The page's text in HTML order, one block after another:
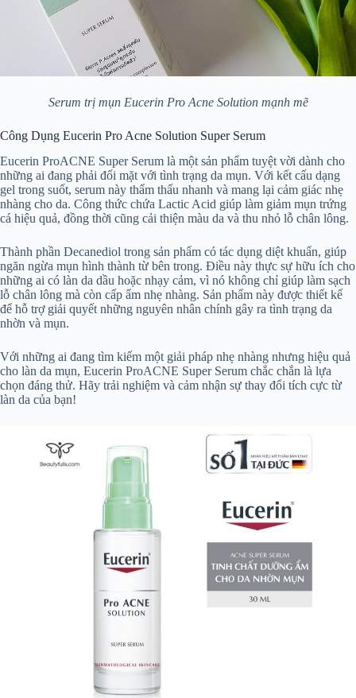
Serum trị mụn Eucerin Pro Acne Solution mạnh mẽ
Công Dụng Eucerin Pro Acne Solution Super Serum
Eucerin ProACNE Super Serum là một sản phẩm tuyệt vời dành cho
những ai đang phải đối mặt với tình trạng da mụn. Với kết cấu dạng
gel trong suốt, serum này thẩm thấu nhanh và mang lại cảm giác nhẹ
nhàng cho da. Công thức chứa Lactic Acid giúp làm giảm mụn trứng
cá hiệu quả, đồng thời cũng cải thiện màu da và thu nhỏ lỗ chân lông.
Thành phần Decanediol trong sản phẩm có tác dụng diệt khuẩn, giúp
ngăn ngừa mụn hình thành từ bên trong. Điều này thực sự hữu ích cho
những ai có làn da dầu hoặc nhạy cảm, vì nó không chỉ giúp làm sạch
lỗ chân lông mà còn cấp ẩm nhẹ nhàng. Sản phẩm này được thiết kế
để hỗ trợ giải quyết những nguyên nhân chính gây ra tình trạng da
nhờn và mụn.
Với những ai đang tìm kiếm một giải pháp nhẹ nhàng nhưng hiệu quả
cho làn da mụn, Eucerin ProACNE Super Serum chắc chắn là lựa
chọn đáng thử. Hãy trải nghiệm và cảm nhận sự thay đổi tích cực từ
làn da của bạn!